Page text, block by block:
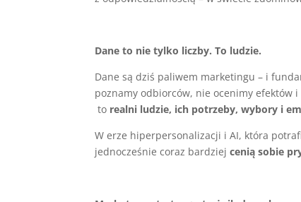
Dane to nie tylko liczby. To ludzie.
Dane są dziś paliwem marketingu – i
poznamy odbiorców, nie ocenimy efektów
to realni ludzie, ich potrzeby, wybory i
W erze hiperpersonalizacji i AI, która
jednocześnie coraz bardziej cenią sobie